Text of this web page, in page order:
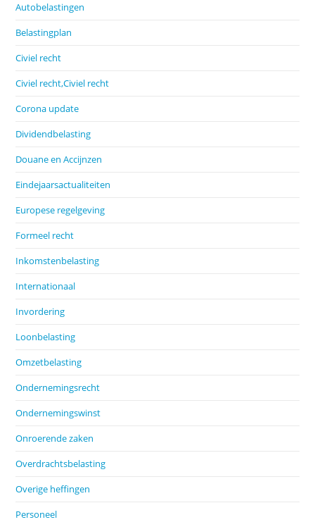
Autobelastingen
Belastingplan
Civiel recht
Civiel recht,Civiel recht
Corona update
Dividendbelasting
Douane en Accijnzen
Eindejaarsactualiteiten
Europese regelgeving
Formeel recht
Inkomstenbelasting
Internationaal
Invordering
Loonbelasting
Omzetbelasting
Ondernemingsrecht
Ondernemingswinst
Onroerende zaken
Overdrachtsbelasting
Overige heffingen
Personeel